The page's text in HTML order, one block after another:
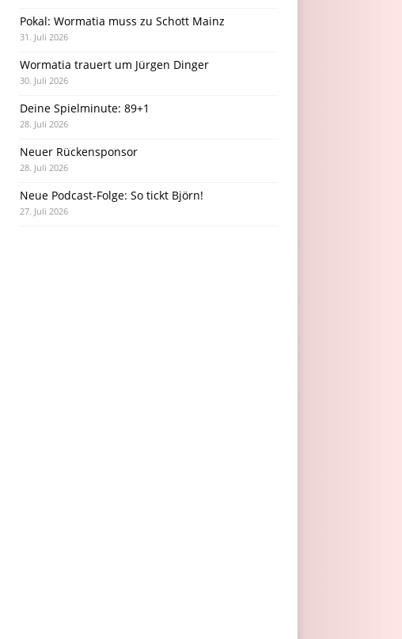
Pokal: Wormatia muss zu Schott Mainz
31. Juli 2026
Wormatia trauert um Jürgen Dinger
30. Juli 2026
Deine Spielminute: 89+1
28. Juli 2026
Neuer Rückensponsor
28. Juli 2026
Neue Podcast-Folge: So tickt Björn!
27. Juli 2026